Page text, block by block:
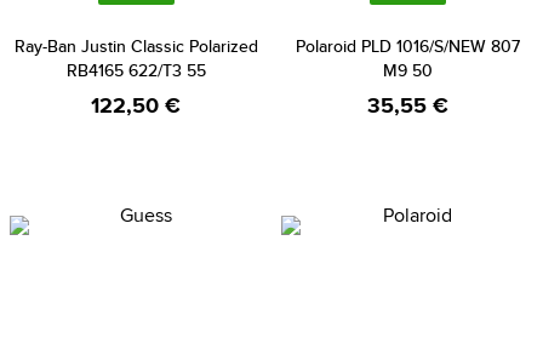
Ray-Ban Justin Classic Polarized
RB4165 622/T3 55
122,50 €
Polaroid PLD 1016/S/NEW 807
M9 50
35,55 €